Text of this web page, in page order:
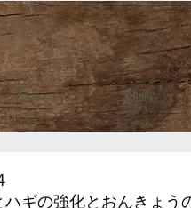
制作記 動画
ギの強化とおんきょう